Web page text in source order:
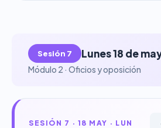
Sesión 7 Lunes 18 de
Módulo 2 · Oficios y oposición
SESIÓN 7 · 18 MAY · LUN